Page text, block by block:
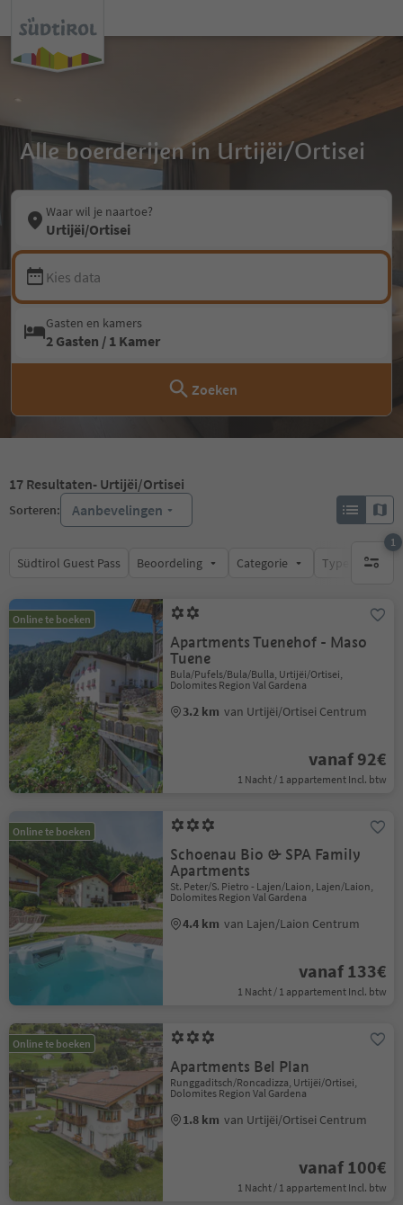
Alle boerderijen in Urtijëi/Ortisei
Waar wil je naartoe?
Urtijëi/Ortisei
Kies data
Gasten en kamers
2 Gasten / 1 Kamer
Zoeken
17 Resultaten- Urtijëi/Ortisei
Sorteren: Aanbevelingen
Südtirol Guest Pass Beoordeling Categorie Type catering
1
1
Online te boeken
Apartments Tuenehof - Maso
Tuene
Bula/Pufels/Bula/Bulla, Urtijëi/Ortisei,
Dolomites Region Val Gardena
3.2 km van Urtijëi/Ortisei Centrum
vanaf 92€
1 Nacht / 1 appartement Incl. btw
Online te boeken
Schoenau Bio & SPA Family
Apartments
St. Peter/S. Pietro - Lajen/Laion, Lajen/Laion,
Dolomites Region Val Gardena
4.4 km van Lajen/Laion Centrum
vanaf 133€
1 Nacht / 1 appartement Incl. btw
Online te boeken
Apartments Bel Plan
Runggaditsch/Roncadizza, Urtijëi/Ortisei,
Dolomites Region Val Gardena
1.8 km van Urtijëi/Ortisei Centrum
vanaf 100€
1 Nacht / 1 appartement Incl. btw